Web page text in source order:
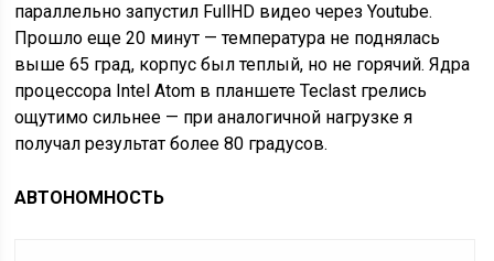
параллельно запустил FullHD видео через Youtube.
Прошло еще 20 минут — температура не поднялась
выше 65 град, корпус был теплый, но не горячий. Ядра
процессора Intel Atom в планшете Teclast грелись
ощутимо сильнее — при аналогичной нагрузке я
получал результат более 80 градусов.
АВТОНОМНОСТЬ